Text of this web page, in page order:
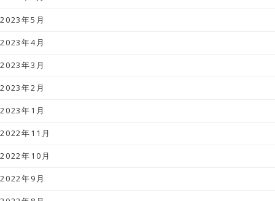
2023年5月
2023年4月
2023年3月
2023年2月
2023年1月
2022年11月
2022年10月
2022年9月